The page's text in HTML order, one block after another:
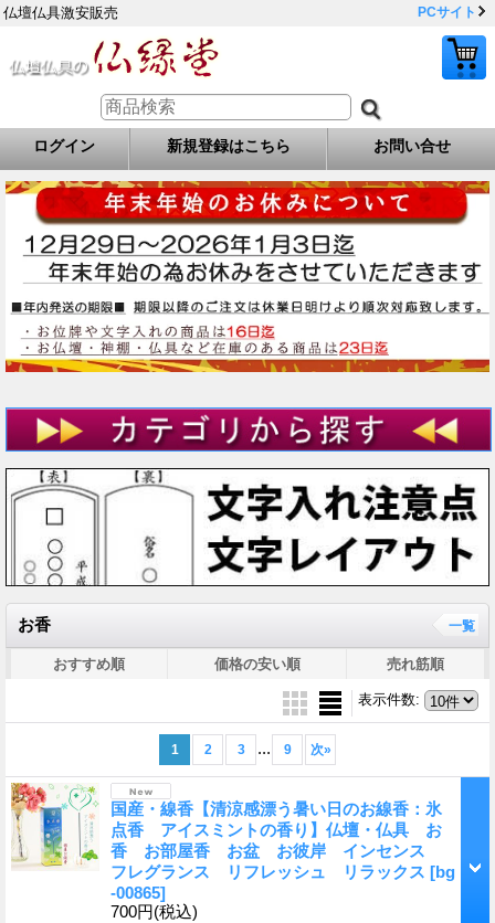
仏壇仏具激安販売 PCサイト
ログイン 新規登録はこちら お問い合せ
お香 一覧
おすすめ順 価格の安い順 売れ筋順
表示件数:
1 2 3 ... 9 次»
国産・線香【清涼感漂う暑い日のお線香：氷
点香 アイスミントの香り】仏壇・仏具 お
香 お部屋香 お盆 お彼岸 インセンス
フレグランス リフレッシュ リラックス [bg
-00865]
700円(税込)